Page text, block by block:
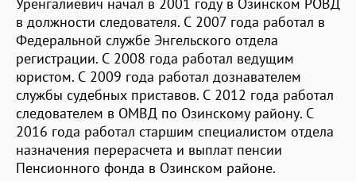
в должности следователя. С 2007 года работал в
Федеральной службе Энгельского отдела
регистрации. С 2008 года работал ведущим
юристом. С 2009 года работал дознавателем
службы судебных приставов. С 2012 года работал
следователем в ОМВД по Озинскому району. С
2016 года работал старшим специалистом отдела
назначения перерасчета и выплат пенсии
Пенсионного фонда в Озинском районе.